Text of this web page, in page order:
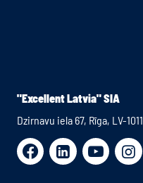
"Excellent Latvia" SIA
Dzirnavu iela 67, Rīga, LV-1011